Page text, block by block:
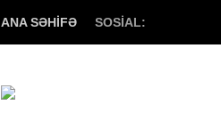
ANA SƏHİFƏ SOSİAL: